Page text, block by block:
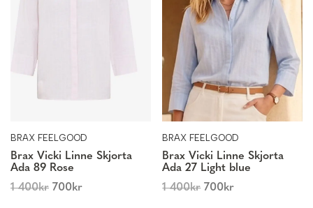
BRAX FEELGOOD
Brax Vicki Linne Skjorta
Ada 89 Rose
1 400kr 700kr
BRAX FEELGOOD
Brax Vicki Linne Skjorta
Ada 27 Light blue
1 400kr 700kr